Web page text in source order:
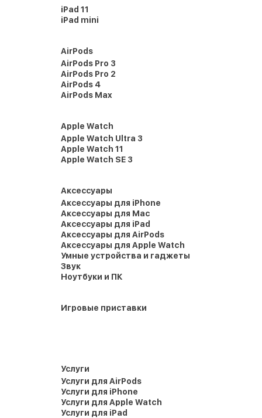
iPad 11
iPad mini
AirPods
AirPods Pro 3
AirPods Pro 2
AirPods 4
AirPods Max
Apple Watch
Apple Watch Ultra 3
Apple Watch 11
Apple Watch SE 3
Аксессуары
Аксессуары для iPhone
Аксессуары для Mac
Аксессуары для iPad
Аксессуары для AirPods
Аксессуары для Apple Watch
Умные устройства и гаджеты
Звук
Ноутбуки и ПК
Игровые приставки
Услуги
Услуги для AirPods
Услуги для iPhone
Услуги для Apple Watch
Услуги для iPad